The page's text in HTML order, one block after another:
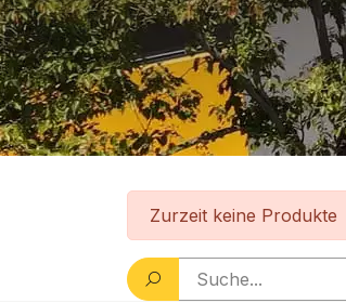
Zurzeit keine Produkte
Ein Produkt suchen...